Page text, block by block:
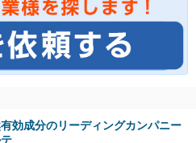
効成分のリーディングカンパニー